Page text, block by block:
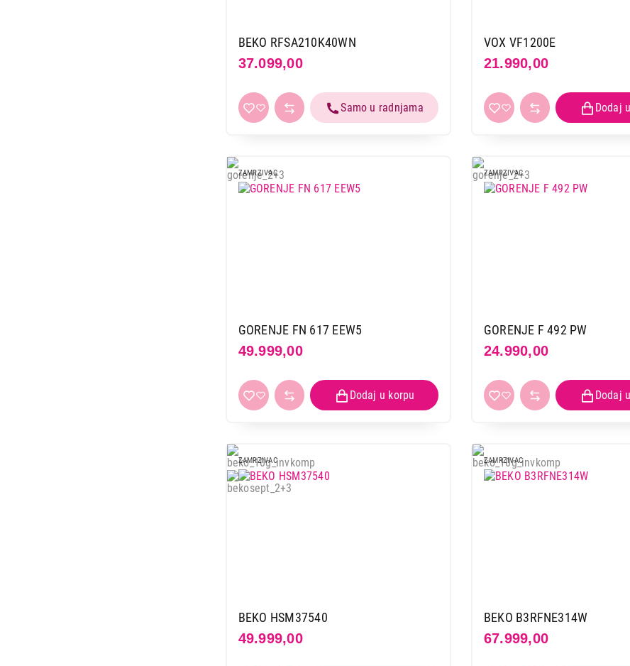
BEKO RFSA210K40WN
37.099,00
VOX VF1200E
21.990,00
ZAMRZIVAC
GORENJE FN 617 EEW5
49.999,00
ZAMRZIVAC
GORENJE F 492 PW
24.990,00
ZAMRZIVAC
BEKO HSM37540
49.999,00
ZAMRZIVAC
BEKO B3RFNE314W
67.999,00